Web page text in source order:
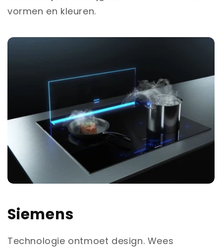
vormen en kleuren.
Siemens
Technologie ontmoet design. Wees